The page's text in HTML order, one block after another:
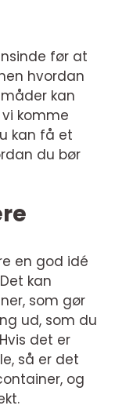
før at
hvordan
kan
komme
kan få et
du bør
en god idé
kan
som gør
ud, som du
det er
så er det
og